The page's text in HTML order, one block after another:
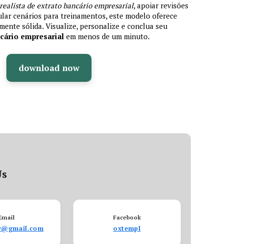
de extrato bancário empresarial, apoiar revisões
cenários para treinamentos, este modelo oferece
sólida. Visualize, personalize e conclua seu
empresarialem menos de um minuto.
download now
Facebook
oxtempl